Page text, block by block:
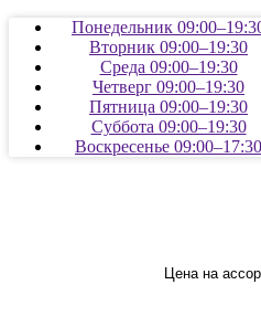
Понедельник
Вторник 09:00–19:30
Среда 09:00–19:30
Четверг 09:00–19:30
Пятница 09:00–19:30
Суббота 09:00–19:30
Воскресенье 09:00–17:30
Цена на